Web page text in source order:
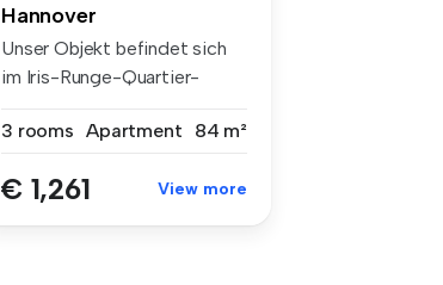
Hannover
Unser Objekt befindet sich
im Iris-Runge-Quartier-
3 rooms Apartment 84 m²
€ 1,261 View more